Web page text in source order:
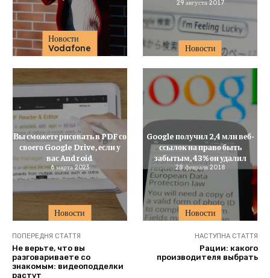
Новости
Vodafone
Новости
29 августа 2017
Новости
Вы сможете рисовать в PDF со
своего Google Drive, если у
вас Android
6 марта 2023
Новости
Google получил 2,4 млн веб-
ссылок на право быть
забытым, 43% он удалил
28 февраля 2018
ПОПЕРЕДНЯ СТАТТЯ
Не верьте, что вы
разговариваете со
знакомым: видеоподделки
растут
НАСТУПНА СТАТТЯ
Рации: какого
производителя выбрать